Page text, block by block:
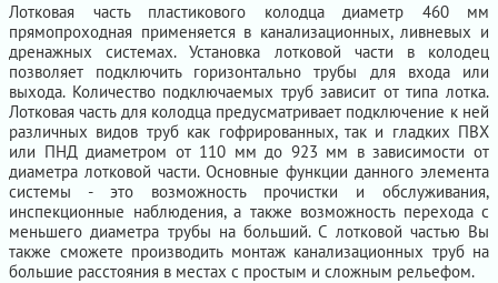
Лотковая часть пластикового колодца диаметр 460 мм
прямопроходная применяется в канализационных, ливневых и
дренажных системах. Установка лотковой части в колодец
позволяет подключить горизонтально трубы для входа или
выхода. Количество подключаемых труб зависит от типа лотка.
Лотковая часть для колодца предусматривает подключение к ней
различных видов труб как гофрированных, так и гладких ПВХ
или ПНД диаметром от 110 мм до 923 мм в зависимости от
диаметра лотковой части. Основные функции данного элемента
системы - это возможность прочистки и обслуживания,
инспекционные наблюдения, а также возможность перехода с
меньшего диаметра трубы на больший. С лотковой частью Вы
также сможете производить монтаж канализационных труб на
большие расстояния в местах с простым и сложным рельефом.